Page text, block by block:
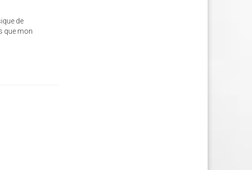
de
que mon